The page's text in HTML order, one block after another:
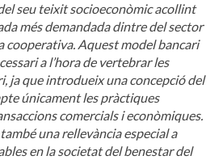
seu teixit socioeconòmic acollint
més demandada dintre del sector
cooperativa. Aquest model bancari
a l’hora de vertebrar les
ja que introdueix una concepció del
únicament les pràctiques
comercials i econòmiques.
una rellevància especial a
en la societat del benestar del